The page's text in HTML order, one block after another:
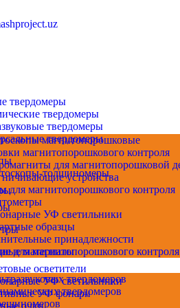
твердомеры
твердомеры
твердомеры
твердомеры
толщиномеры
для магнитопорошкового контроля
магнитопорошковые
магнитопорошкового контроля
для магнитопорошковой
устройства
для магнитопорошкового контроля
УФ светильники
образцы
принадлежности
материалы
осветители
УФ светильники
УФ фонари
очки
твердомеров
твердомеров